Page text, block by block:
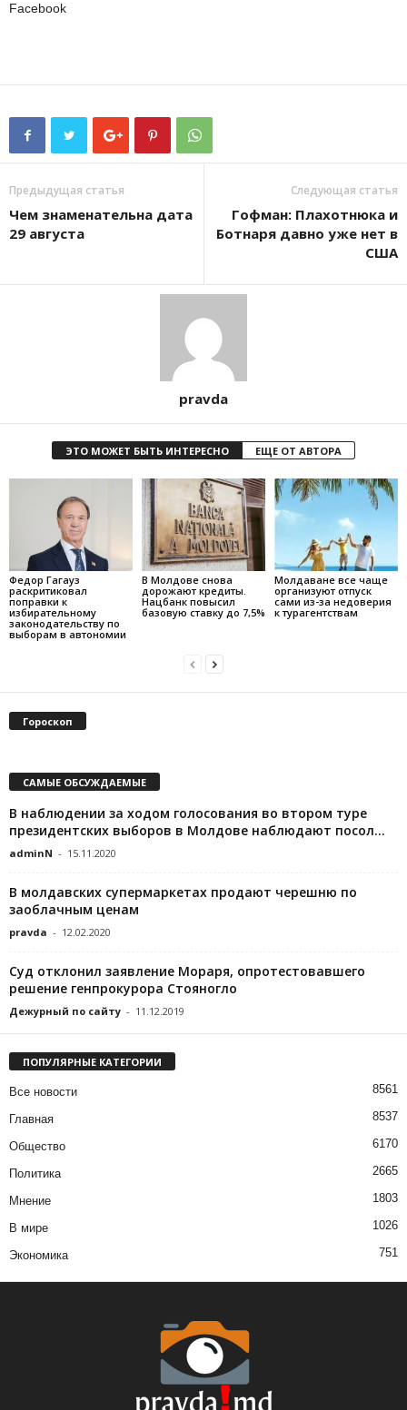
Facebook
Предыдущая статья
Чем знаменательна дата
29 августа
Следующая статья
Гофман: Плахотнюка и
Ботнаря давно уже нет в
США
pravda
ЭТО МОЖЕТ БЫТЬ ИНТЕРЕСНО ЕЩЕ ОТ АВТОРА
Федор Гагауз
раскритиковал
поправки к
избирательному
законодательству по
выборам в автономии
В Молдове снова
дорожают кредиты.
Нацбанк повысил
базовую ставку до 7,5%
Молдаване все чаще
организуют отпуск
сами из-за недоверия
к турагентствам
Гороскоп
САМЫЕ ОБСУЖДАЕМЫЕ
В наблюдении за ходом голосования во втором туре
президентских выборов в Молдове наблюдают посол...
adminN - 15.11.2020
В молдавских супермаркетах продают черешню по
заоблачным ценам
pravda - 12.02.2020
Суд отклонил заявление Мораря, опротестовавшего
решение генпрокурора Стояногло
Дежурный по сайту - 11.12.2019
ПОПУЛЯРНЫЕ КАТЕГОРИИ
Все новости 8561
Главная 8537
Общество 6170
Политика 2665
Мнение 1803
В мире 1026
Экономика 751